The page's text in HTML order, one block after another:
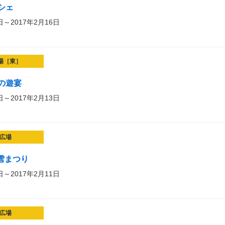
ェ
～2017年2月16日
東］
遊宴
～2017年2月13日
場
まつり
～2017年2月11日
場